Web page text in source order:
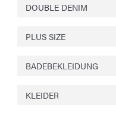
DOUBLE DENIM
PLUS SIZE
BADEBEKLEIDUNG
KLEIDER